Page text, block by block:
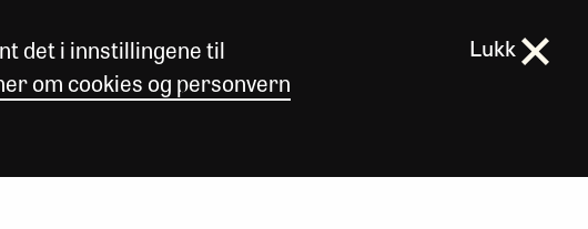
det i innstillingene til
om cookies og personvern
Lukk